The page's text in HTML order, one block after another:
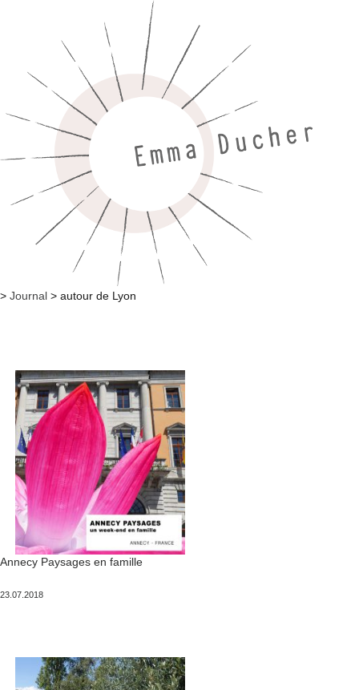
> Journal > autour de Lyon
Annecy Paysages en famille
Publié
23.07.2018